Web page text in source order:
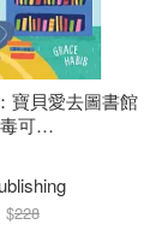
：寶貝愛去圖書館
可
Baby Loves
$228